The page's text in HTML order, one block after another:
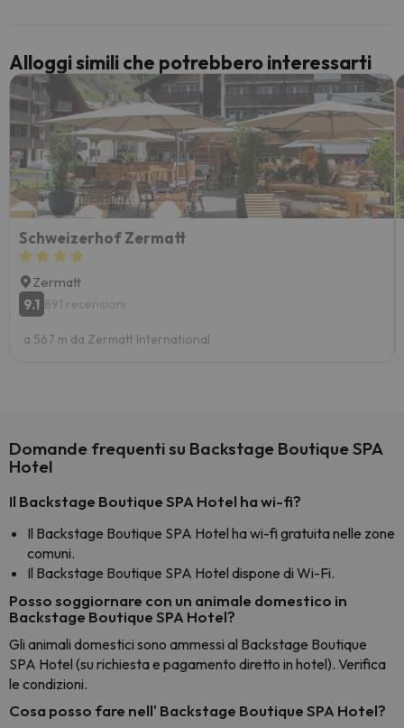
Alloggi simili che potrebbero interessarti
Schweizerhof Zermatt
Zermatt
9.1 891 recensioni
a 567 m da Zermatt International
Domande frequenti su Backstage Boutique SPA
Hotel
Il Backstage Boutique SPA Hotel ha wi-fi?
Il Backstage Boutique SPA Hotel ha wi-fi gratuita nelle zone
comuni.
Il Backstage Boutique SPA Hotel dispone di Wi-Fi.
Posso soggiornare con un animale domestico in
Backstage Boutique SPA Hotel?
Gli animali domestici sono ammessi al Backstage Boutique
SPA Hotel (su richiesta e pagamento diretto in hotel). Verifica
le condizioni.
Cosa posso fare nell' Backstage Boutique SPA Hotel?